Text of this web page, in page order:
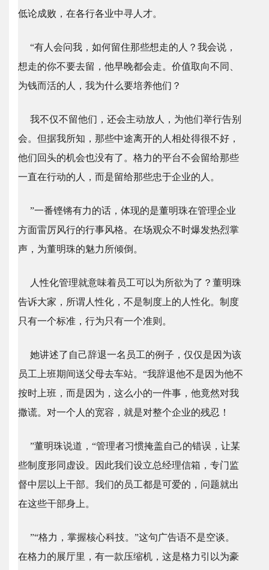
低论成败，在各行各业中寻人才。
“有人会问我，如何留住那些想走的人？我会说，
想走的你不要去留，他早晚都会走。价值取向不同、
为钱而活的人，我为什么要培养他们？
我不仅不留他们，还会主动放人，为他们举行告别
会。但据我所知，那些中途离开的人相处得很不好，
他们回头的机会也没有了。格力的平台不会留给那些
一直在行动的人，而是留给那些忠于企业的人。
”一番铿锵有力的话，体现的是董明珠在管理企业
方面雷厉风行的行事风格。在场观众不时爆发热烈掌
声，为董明珠的魅力所倾倒。
人性化管理就意味着员工可以为所欲为了？董明珠
告诉大家，所谓人性化，不是制度上的人性化。制度
只有一个标准，行为只有一个准则。
她讲述了自己辞退一名员工的例子，仅仅是因为该
员工上班期间送父母去车站。“我辞退他不是因为他不
按时上班，而是因为，这么小的一件事，他竟然对我
撒谎。对一个人的宽容，就是对整个企业的残忍！
”董明珠说道，“管理者习惯掩盖自己的错误，让某
些制度形同虚设。因此我们设立总经理信箱，专门监
督中层以上干部。我们的员工都是可爱的，问题就出
在这些干部身上。
”“格力，掌握核心科技。”这句广告语不是空谈。
在格力的展厅里，有一款压缩机，这是格力引以为豪